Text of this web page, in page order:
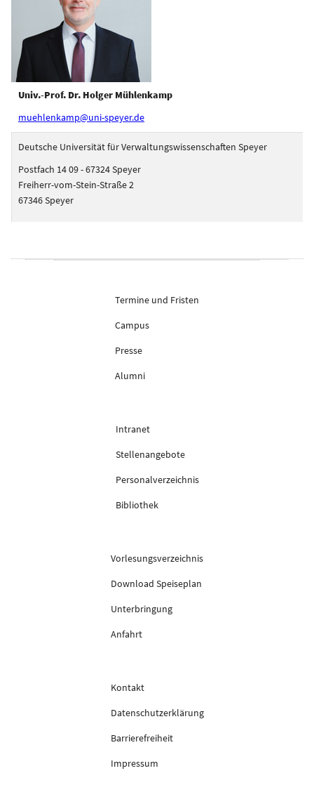
Univ.-Prof. Dr. Holger Mühlenkamp
muehlenkamp@uni-speyer.de
Deutsche Universität für Verwaltungswissenschaften Speyer
Postfach 14 09 - 67324 Speyer
Freiherr-vom-Stein-Straße 2
67346 Speyer
Termine und Fristen
Campus
Presse
Alumni
Intranet
Stellenangebote
Personalverzeichnis
Bibliothek
Vorlesungsverzeichnis
Download Speiseplan
Unterbringung
Anfahrt
Kontakt
Datenschutzerklärung
Barrierefreiheit
Impressum